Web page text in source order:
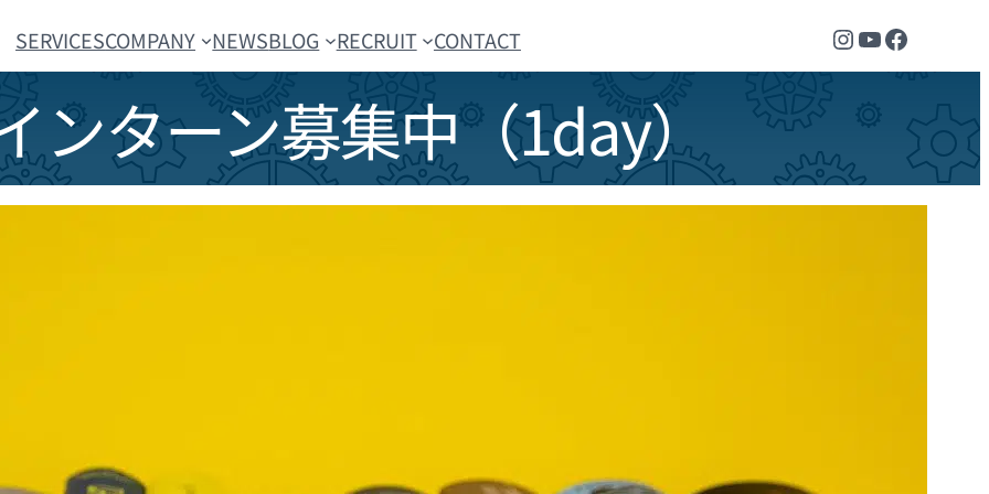
SERVICESCOMPANY NEWSBLOG RECRUIT CONTACT Instagram
YouTube
ンターン募集中（1day）